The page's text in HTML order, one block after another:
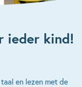
ieder kind!
en lezen met de